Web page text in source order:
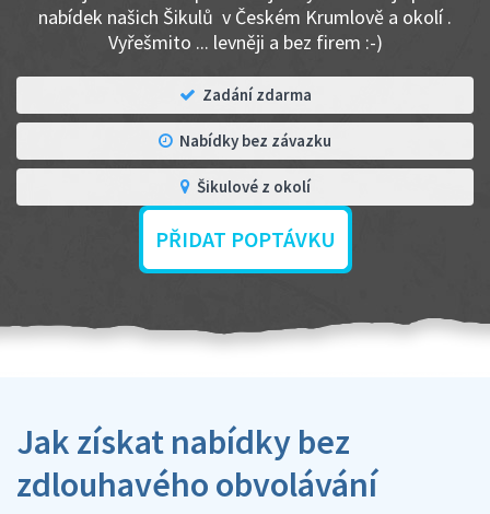
nabídek našich Šikulů v Českém Krumlově a okolí .
Vyřešmito ... levněji a bez firem :-)
Zadání zdarma
Nabídky bez závazku
Šikulové z okolí
PŘIDAT POPTÁVKU
Jak získat nabídky bez
zdlouhavého obvolávání